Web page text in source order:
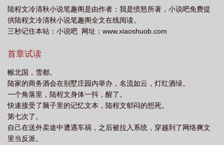
费阅读 陆程文冷清秋的名字 陆程文冷清秋结局是什么 冷清秋陆焱是什
么 陆程文冷清秋最新章节 冷清秋陆焱 冷清秋陆炎
秋无弹窗 陆程文冷清秋免费阅2501
2450 陆程文冷清秋笔趣阁最新章节更新内容
清秋纵横
陆程文冷清秋小说笔趣阁是由作者：我是愤怒所著，小说吧免费提
供陆程文冷清秋小说笔趣阁全文在线阅读。
三秒记住本站：小说吧 网址：www.xiaoshuob.com
首章试读
帿北国，雪都。
陆家的商务酒会在别墅庄园内举办，名流如云，灯红酒绿。
一个角落里，陆程文身体一抖，醒了。
快速接受了脑子里的记忆文本，陆程文郁闷的想死。
第七次了。
自己在送外卖途中遭遇车祸，之后被拉入系统，穿越到了网络爽文
里当反派。